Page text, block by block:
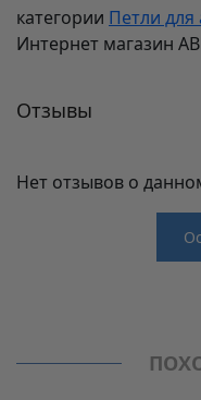
категории Петли
Интернет магазин
Отзывы
Нет отзывов о
Модель
Петли